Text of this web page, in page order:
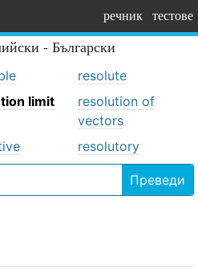
речник тестове
- Български
resolute
limit
resolution of
vectors
resolutory
Преведи